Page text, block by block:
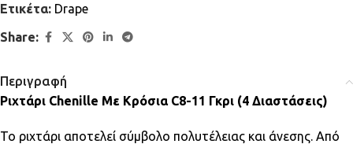
Ετικέτα: Drape
Share:
Περιγραφή
Ριχτάρι Chenille Με Κρόσια C8-11 Γκρι (4 Διαστάσεις)
Το ριχτάρι αποτελεί σύμβολο πολυτέλειας και άνεσης. Από